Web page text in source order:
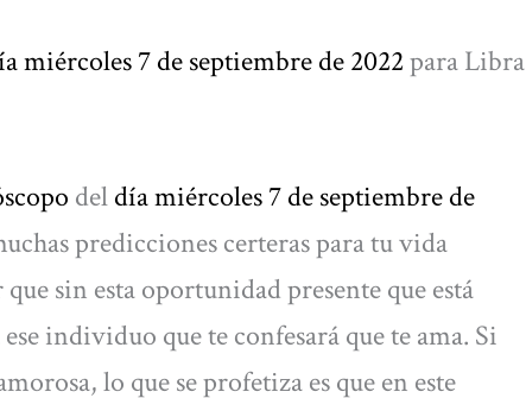
miércoles 7de septiembre de 2022para Libra
deldía miércoles 7de septiembre de
predicciones certeras para tu vida
sin esta oportunidad presente que está
individuo que te confesará que te ama. Si
lo que se profetiza es que en este